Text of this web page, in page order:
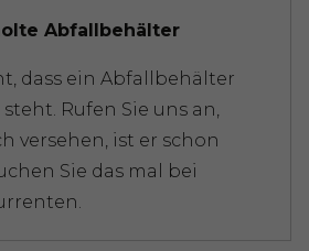
Abfallbehälter
dass ein Abfallbehälter
Rufen Sie uns an,
versehen, ist er schon
Sie das mal bei